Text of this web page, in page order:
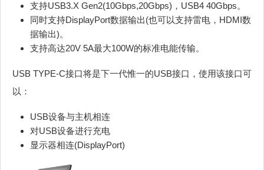
支持USB3.X Gen2(10Gbps,20Gbps)，USB4 40Gbps。
同时支持DisplayPort数据输出(也可以支持雷电，HDMI数
据输出)。
支持高达20V 5A最大100W的标准电能传输。
USB TYPE-C接口将是下一代惟一的USB接口，使用该接口可
以：
USB设备与主机相连
对USB设备进行充电
显示器相连(DisplayPort)